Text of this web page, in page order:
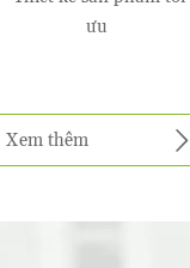
ưu
Xem thêm 